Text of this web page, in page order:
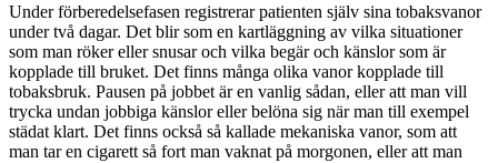
Under förberedelsefasen registrerar patienten själv sina tobaksvanor
under två dagar. Det blir som en kartläggning av vilka situationer
som man röker eller snusar och vilka begär och känslor som är
kopplade till bruket. Det finns många olika vanor kopplade till
tobaksbruk. Pausen på jobbet är en vanlig sådan, eller att man vill
trycka undan jobbiga känslor eller belöna sig när man till exempel
städat klart. Det finns också så kallade mekaniska vanor, som att
man tar en cigarett så fort man vaknat på morgonen, eller att man